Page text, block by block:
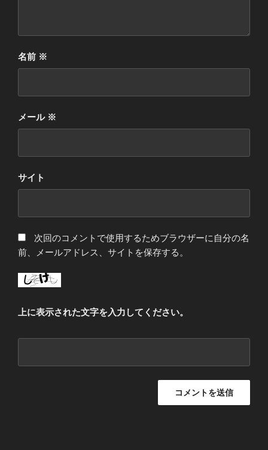
名前 ※
メール ※
サイト
次回のコメントで使用するためブラウザーに自分の名
前、メールアドレス、サイトを保存する。
上に表示された文字を入力してください。